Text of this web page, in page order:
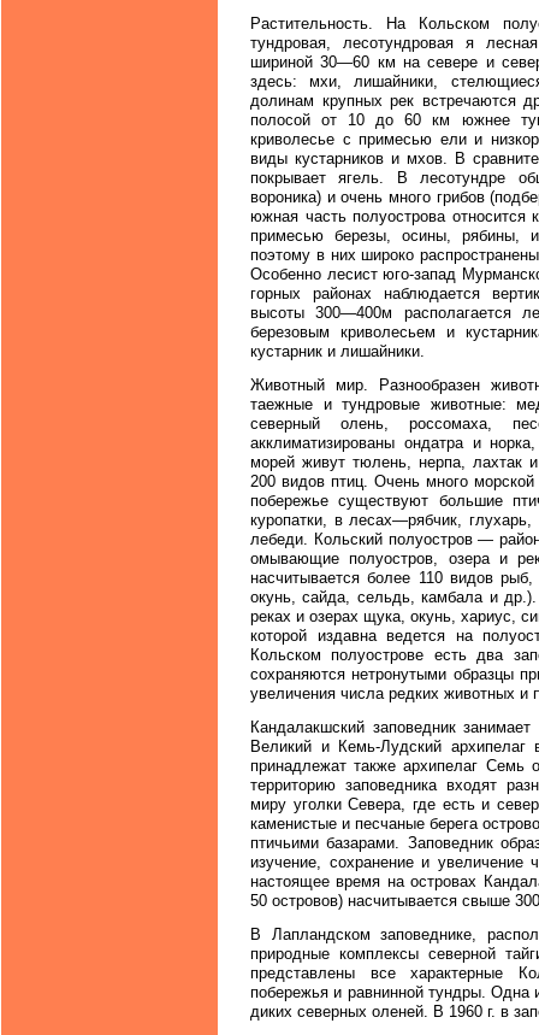
Растительность. На Кольском
тундровая, лесотундровая я
шириной 30—60 км на севере и
здесь: мхи, лишайники,
долинам крупных рек встречаются
полосой от 10 до 60 км южнее
криволесье с примесью ели и
виды кустарников и мхов. В
покрывает ягель. В лесотундре
вороника) и очень много грибов
южная часть полуострова относится
примесью березы, осины, рябины,
поэтому в них широко
Особенно лесист юго-запад
горных районах наблюдается
высоты 300—400м располагается
березовым криволесьем и
кустарник и лишайники.
Животный мир. Разнообразен
таежные и тундровые животные:
северный олень, россомаха,
акклиматизированы ондатра и
морей живут тюлень, нерпа, лахтак
200 видов птиц. Очень много
побережье существуют большие
куропатки, в лесах—рябчик,
лебеди. Кольский полуостров —
омывающие полуостров, озера и
насчитывается более 110 видов
окунь, сайда, сельдь, камбала и
реках и озерах щука, окунь, хариус,
которой издавна ведется на
Кольском полуострове есть два
сохраняются нетронутыми образцы
увеличения числа редких животных и
Кандалакшский заповедник
Великий и Кемь-Лудский архипелаг
принадлежат также архипелаг
территорию заповедника входят
миру уголки Севера, где есть и
каменистые и песчаные берега
птичьими базарами. Заповедник
изучение, сохранение и
настоящее время на островах
50 островов) насчитывается свыше
В Лапландском заповеднике,
природные комплексы северной
представлены все характерные
побережья и равнинной тундры. Одна
диких северных оленей. В 1960 г. в